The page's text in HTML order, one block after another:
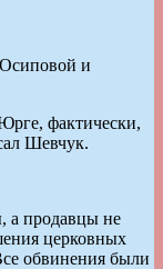
и
фактически,
Шевчук.
а продавцы не
церковных
обвинения были